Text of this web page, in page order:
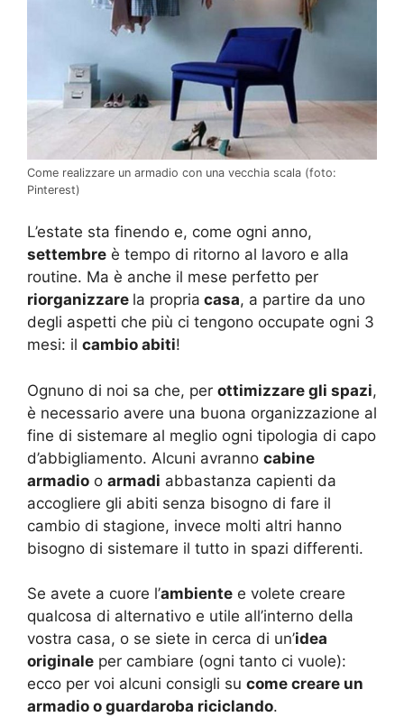
Come realizzare un armadio con una vecchia scala (foto:
Pinterest)
L’estate sta finendo e, come ogni anno,
settembre è tempo di ritorno al lavoro e alla
routine. Ma è anche il mese perfetto per
riorganizzare la propria casa, a partire da uno
degli aspetti che più ci tengono occupate ogni 3
mesi: il cambio abiti!
Ognuno di noi sa che, per ottimizzare gli spazi,
è necessario avere una buona organizzazione al
fine di sistemare al meglio ogni tipologia di capo
d’abbigliamento. Alcuni avranno cabine
armadio o armadi abbastanza capienti da
accogliere gli abiti senza bisogno di fare il
cambio di stagione, invece molti altri hanno
bisogno di sistemare il tutto in spazi differenti.
Se avete a cuore l’ambiente e volete creare
qualcosa di alternativo e utile all’interno della
vostra casa, o se siete in cerca di un’idea
originale per cambiare (ogni tanto ci vuole):
ecco per voi alcuni consigli su come creare un
armadio o guardaroba riciclando.